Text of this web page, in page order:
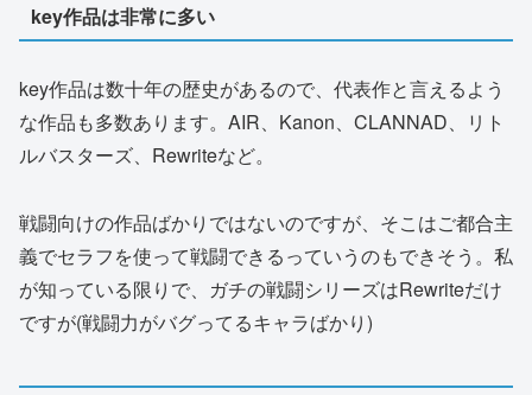
key作品は非常に多い
key作品は数十年の歴史があるので、代表作と言えるよう
な作品も多数あります。AIR、Kanon、CLANNAD、リト
ルバスターズ、Rewriteなど。
戦闘向けの作品ばかりではないのですが、そこはご都合主
義でセラフを使って戦闘できるっていうのもできそう。私
が知っている限りで、ガチの戦闘シリーズはRewriteだけ
ですが(戦闘力がバグってるキャラばかり)